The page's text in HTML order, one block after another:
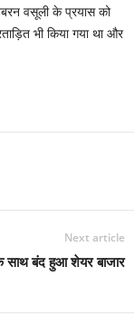
वसूली के प्रयास को
भी किया गया था और
Next article
साथ बंद हुआ शेयर बाजार